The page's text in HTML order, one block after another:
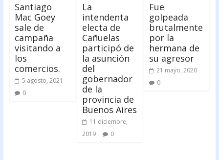
Santiago
Mac Goey
sale de
campaña
visitando a
los
comercios.
5 agosto, 2021
0
La
intendenta
electa de
Cañuelas
participó de
la asunción
del
gobernador
de la
provincia de
Buenos Aires
11 diciembre,
2019
0
Fue
golpeada
brutalmente
por la
hermana de
su agresor
21 mayo, 2020
0